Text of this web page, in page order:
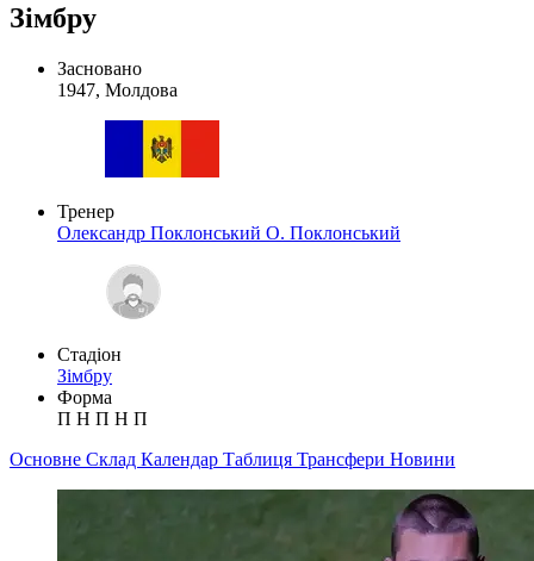
Зімбру
Засновано
1947, Молдова
Тренер
Олександр Поклонський О. Поклонський
Стадіон
Зімбру
Форма
П Н П Н П
Основне Склад Календар Таблиця Трансфери Новини